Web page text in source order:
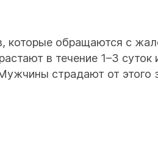
которые обращаются с
в течение 1–3 суток
страдают от этого